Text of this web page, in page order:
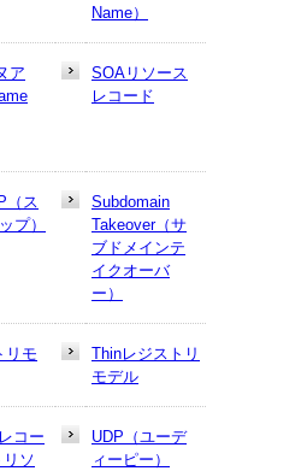
Name）
ア
SOAリソース
レコード
（ス
プ）
Subdomain
Takeover（サ
ブドメインテ
イクオーバ
ー）
リモ
Thinレジストリ
モデル
コー
ソ
UDP（ユーデ
ィーピー）